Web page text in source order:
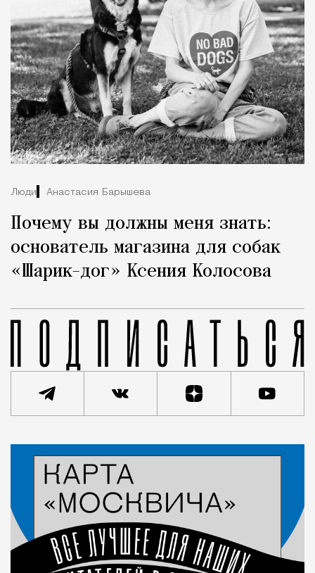
Люди Анастасия Барышева
Почему вы должны меня знать:
основатель магазина для собак
«Шарик-дог» Ксения Колосова